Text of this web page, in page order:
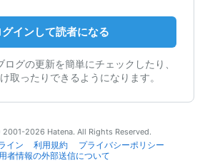
グインして読者になる
グの更新を簡単にチェックしたり、
取ったりできるようになります。
2026 Hatena. All Rights Reserved.
イン 利用規約
プライバシーポリシー
者情報の外部送信について